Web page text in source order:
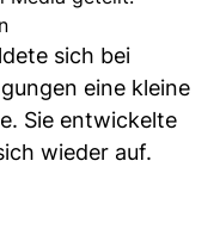
sich bei
eine kleine
Sie entwickelte
wieder auf.